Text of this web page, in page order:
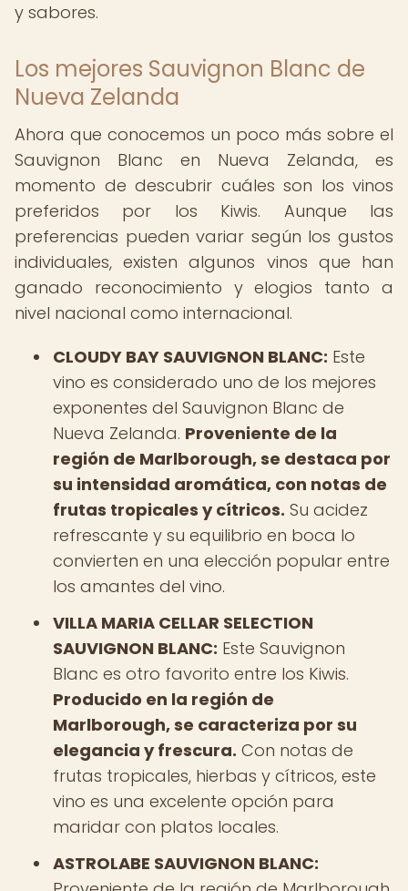
y sabores.
Los mejores Sauvignon Blanc de
Nueva Zelanda
Ahora que conocemos un poco más sobre el
Sauvignon Blanc en Nueva Zelanda, es
momento de descubrir cuáles son los vinos
preferidos por los Kiwis. Aunque las
preferencias pueden variar según los gustos
individuales, existen algunos vinos que han
ganado reconocimiento y elogios tanto a
nivel nacional como internacional.
CLOUDY BAY SAUVIGNON BLANC: Este
vino es considerado uno de los mejores
exponentes del Sauvignon Blanc de
Nueva Zelanda. Proveniente de la
región de Marlborough, se destaca por
su intensidad aromática, con notas de
frutas tropicales y cítricos. Su acidez
refrescante y su equilibrio en boca lo
convierten en una elección popular entre
los amantes del vino.
VILLA MARIA CELLAR SELECTION
SAUVIGNON BLANC: Este Sauvignon
Blanc es otro favorito entre los Kiwis.
Producido en la región de
Marlborough, se caracteriza por su
elegancia y frescura. Con notas de
frutas tropicales, hierbas y cítricos, este
vino es una excelente opción para
maridar con platos locales.
ASTROLABE SAUVIGNON BLANC: